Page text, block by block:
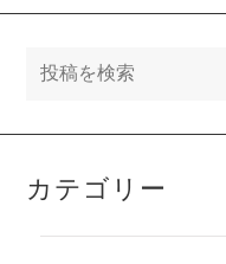
カテゴリー